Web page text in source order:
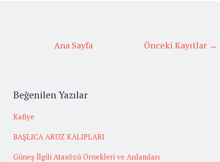
Önceki Kayıtlar →
Ana Sayfa
Beğenilen Yazılar
Kafiye
BAŞLICA ARUZ KALIPLARI
Güneş İlgili Atasözü Örnekleri ve Anlamları